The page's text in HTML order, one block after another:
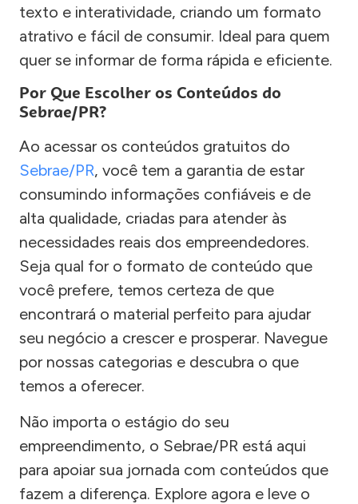
texto e interatividade, criando um formato
atrativo e fácil de consumir. Ideal para quem
quer se informar de forma rápida e eficiente.
Por Que Escolher os Conteúdos do
Sebrae/PR?
Ao acessar os conteúdos gratuitos do
Sebrae/PR, você tem a garantia de estar
consumindo informações confiáveis e de
alta qualidade, criadas para atender às
necessidades reais dos empreendedores.
Seja qual for o formato de conteúdo que
você prefere, temos certeza de que
encontrará o material perfeito para ajudar
seu negócio a crescer e prosperar. Navegue
por nossas categorias e descubra o que
temos a oferecer.
Não importa o estágio do seu
empreendimento, o Sebrae/PR está aqui
para apoiar sua jornada com conteúdos que
fazem a diferença. Explore agora e leve o